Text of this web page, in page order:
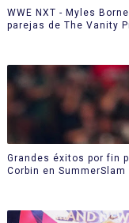
WWE NXT - Myles
parejas de The Vanity
Grandes éxitos por fin
Corbin en SummerSlam